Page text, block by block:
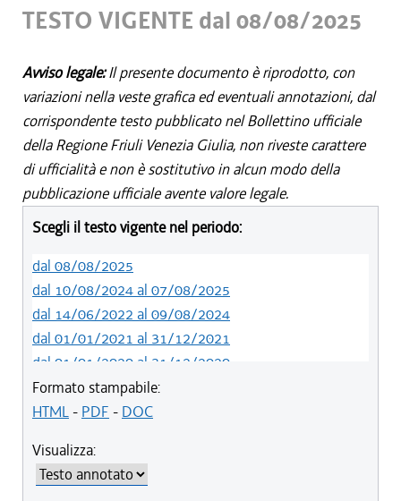
TESTO VIGENTE dal 08/08/2025
Avviso legale:Il presente documento è riprodotto, con
variazioni nella veste grafica ed eventuali annotazioni, dal
corrispondente testo pubblicato nel Bollettino ufficiale
della Regione Friuli Venezia Giulia, non riveste carattere
di ufficialità e non è sostitutivo in alcun modo della
pubblicazione ufficiale avente valore legale.
Scegli il testo vigente nel periodo:
dal 08/08/2025
dal 10/08/2024 al 07/08/2025
dal 14/06/2022 al 09/08/2024
dal 01/01/2021 al 31/12/2021
dal 01/01/2020 al 31/12/2020
dal 10/08/2019 al 31/12/2019
dal 23/05/2019 al 09/08/2019
dal 15/02/2018 al 28/03/2018
Formato stampabile:
HTML- PDF - DOC
Visualizza: